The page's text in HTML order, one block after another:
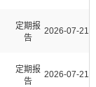
定期报
告
2026-07-21
定期报
告
2026-07-21